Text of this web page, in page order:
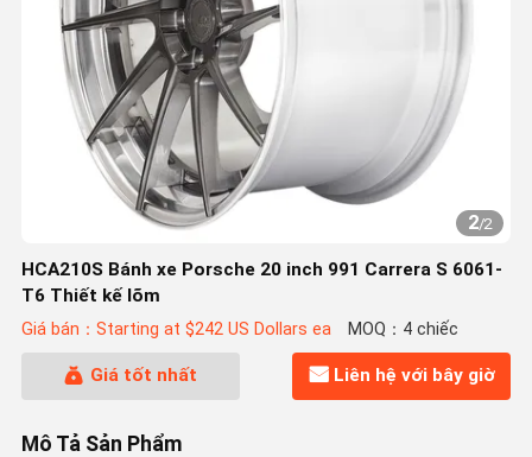
2/2
HCA210S Bánh xe Porsche 20 inch 991 Carrera S 6061-
T6 Thiết kế lõm
Giá bán：Starting at $242 US Dollars ea MOQ：4 chiếc
Giá tốt nhất Liên hệ với bây giờ
Mô Tả Sản Phẩm